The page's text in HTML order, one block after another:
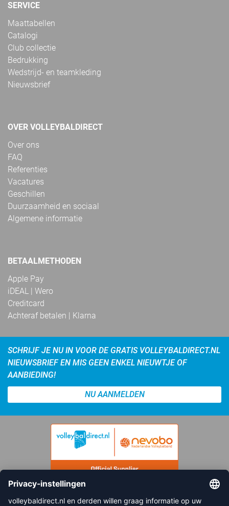
SERVICE
Maattabellen
Catalogi
Club collectie
Bedrukking
Wedstrijd- en teamkleding
Nieuwsbrief
OVER VOLLEYBALDIRECT
Over ons
FAQ
Referenties
Vacatures
Geschillen
Duurzaamheid en sociaal
Algemene informatie
BETAALMETHODEN
Apple Pay
iDEAL | Wero
Creditcard
Achteraf betalen | Klarna
SCHRIJF JE NU IN VOOR DE GRATIS VOLLEYBALDIRECT.NL
NIEUWSBRIEF EN MIS GEEN ENKEL NIEUWTJE OF
AANBIEDING!
NU AANMELDEN